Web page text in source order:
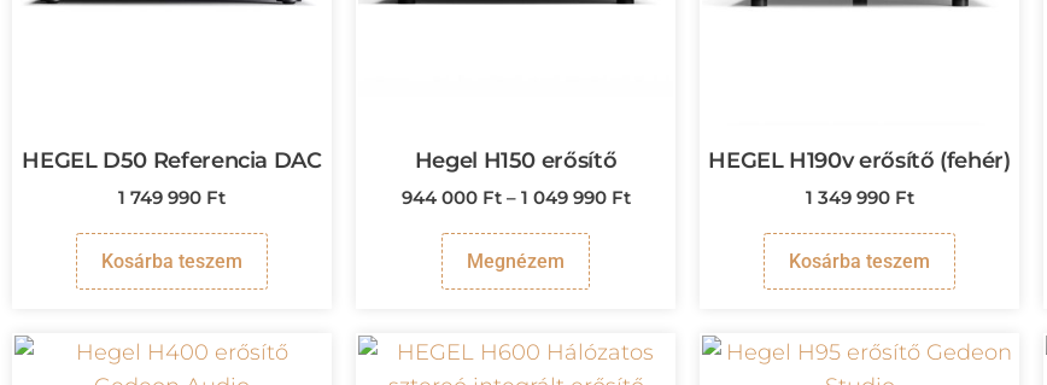
HEGEL D50 Referencia DAC
1 749 990 Ft
Kosárba teszem
Hegel H150 erősítő
944 000 Ft – 1 049 990 Ft
Megnézem
HEGEL H190v erősítő (fehér)
1 349 990 Ft
Kosárba teszem